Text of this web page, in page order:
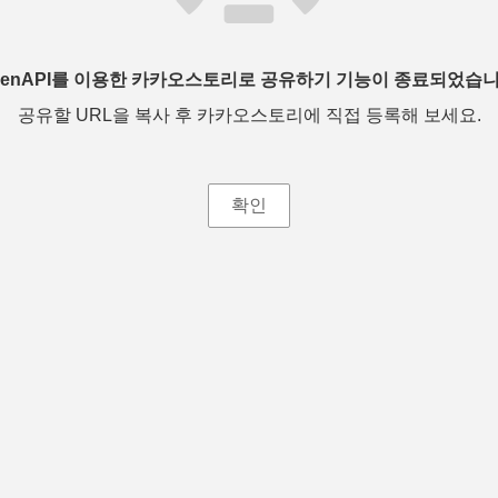
를 이용한 카카오스토리로 공유하기 기능이 종료되었습
공유할 URL을 복사 후 카카오스토리에 직접 등록해 보세요.
확인